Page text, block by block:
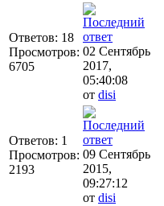
Ответов: 18
Просмотров:
6705
02 Сентябрь
2017,
05:40:08
от disi
Ответов: 1
Просмотров:
2193
09 Сентябрь
2015,
09:27:12
от disi